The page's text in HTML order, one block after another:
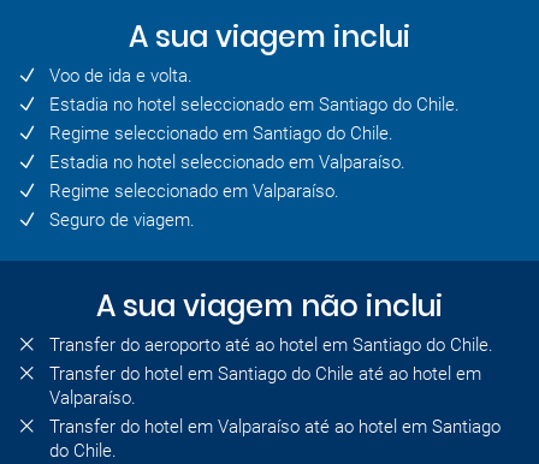
A sua viagem inclui
Voo de ida e volta.
Estadia no hotel seleccionado em Santiago do Chile.
Regime seleccionado em Santiago do Chile.
Estadia no hotel seleccionado em Valparaíso.
Regime seleccionado em Valparaíso.
Seguro de viagem.
A sua viagem não inclui
Transfer do aeroporto até ao hotel em Santiago do Chile.
Transfer do hotel em Santiago do Chile até ao hotel em
Valparaíso.
Transfer do hotel em Valparaíso até ao hotel em Santiago
do Chile.